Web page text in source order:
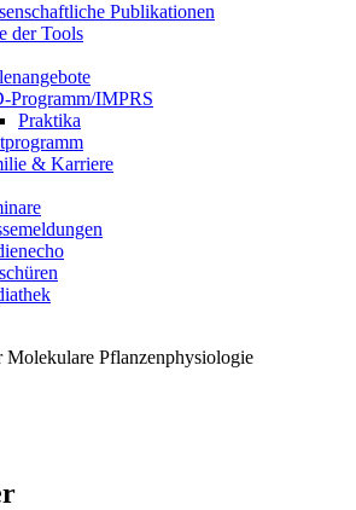
Publikationen
der Tools
Programm/IMPRS
Praktika
& Karriere
Pflanzenphysiologie